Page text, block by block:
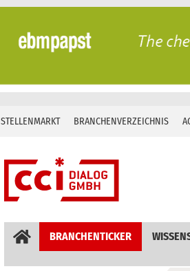
Skip
content
STELLENMARKT BRANCHENVERZEICHNIS
BRANCHENTICKER